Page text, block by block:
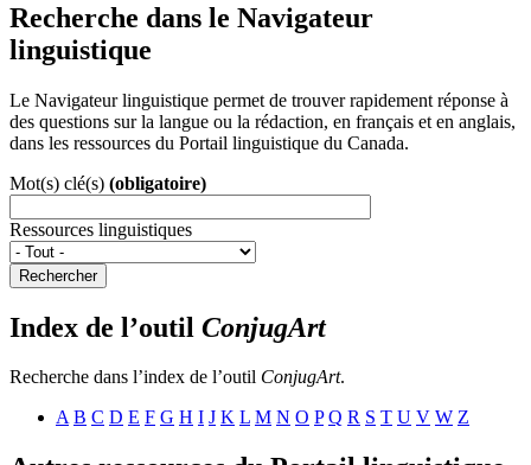
Recherche dans le Navigateur
linguistique
Le Navigateur linguistique permet de trouver rapidement réponse à
des questions sur la langue ou la rédaction, en français et en anglais,
dans les ressources du Portail linguistique du Canada.
Mot(s) clé(s) (obligatoire)
Ressources linguistiques
Rechercher
Index de l’outil ConjugArt
Recherche dans l’index de l’outil ConjugArt.
A B C D E F G H I J K L M N O P Q R S T U V W Z